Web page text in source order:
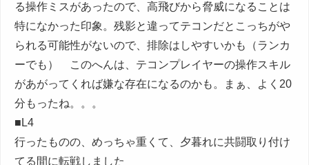
る操作ミスがあったので、高飛びから脅威になることは
特になかった印象。残影と違ってテコンだとこっちがや
られる可能性がないので、排除はしやすいかも（ランカ
ーでも） このへんは、テコンプレイヤーの操作スキル
があがってくれば嫌な存在になるのかも。まぁ、よく20
分もったね。。。
■L4
行ったものの、めっちゃ重くて、夕暮れに共闘取り付け
てる間に転戦しました